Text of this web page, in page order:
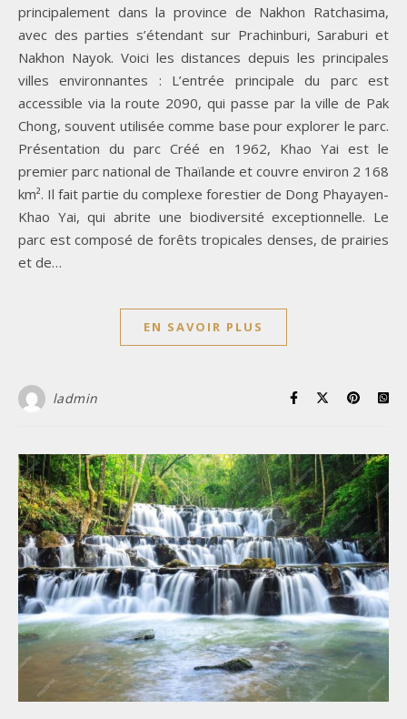
principalement dans la province de Nakhon Ratchasima,
avec des parties s’étendant sur Prachinburi, Saraburi et
Nakhon Nayok. Voici les distances depuis les principales
villes environnantes : L’entrée principale du parc est
accessible via la route 2090, qui passe par la ville de Pak
Chong, souvent utilisée comme base pour explorer le parc.
Présentation du parc Créé en 1962, Khao Yai est le
premier parc national de Thaïlande et couvre environ 2 168
km². Il fait partie du complexe forestier de Dong Phayayen-
Khao Yai, qui abrite une biodiversité exceptionnelle. Le
parc est composé de forêts tropicales denses, de prairies
et de…
EN SAVOIR PLUS
ladmin